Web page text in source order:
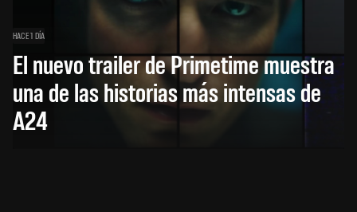
HACE 1 DÍA
El nuevo trailer de Primetime muestra
una de las historias más intensas de
A24